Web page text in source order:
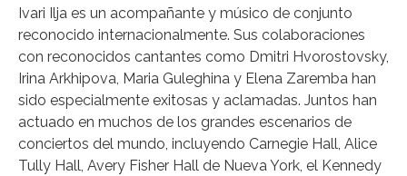
Ivari Ilja es un acompañante y músico de conjunto
reconocido internacionalmente. Sus colaboraciones
con reconocidos cantantes como Dmitri Hvorostovsky,
Irina Arkhipova, Maria Guleghina y Elena Zaremba han
sido especialmente exitosas y aclamadas. Juntos han
actuado en muchos de los grandes escenarios de
conciertos del mundo, incluyendo Carnegie Hall, Alice
Tully Hall, Avery Fisher Hall de Nueva York, el Kennedy